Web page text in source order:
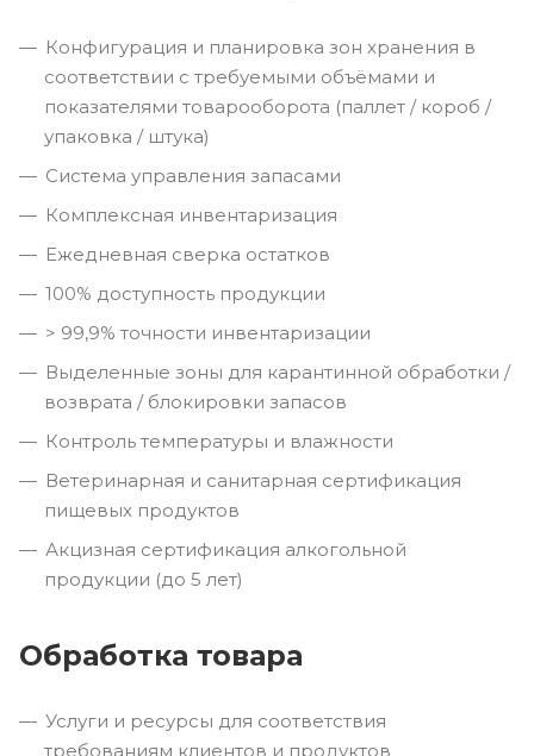
Конфигурация и планировка зон хранения в
соответствии с требуемыми объёмами и
показателями товарооборота (паллет / короб /
упаковка / штука)
Система управления запасами
Комплексная инвентаризация
Ежедневная сверка остатков
100% доступность продукции
> 99,9% точности инвентаризации
Выделенные зоны для карантинной обработки /
возврата / блокировки запасов
Контроль температуры и влажности
Ветеринарная и санитарная сертификация
пищевых продуктов
Акцизная сертификация алкогольной
продукции (до 5 лет)
Обработка товара
Услуги и ресурсы для соответствия
требованиям клиентов и продуктов